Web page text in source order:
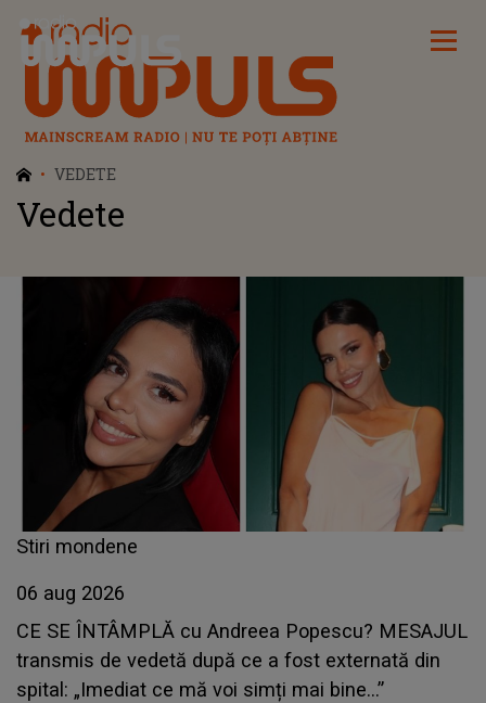
Radio Impuls
VEDETE
Vedete
Stiri mondene
06 aug 2026
CE SE ÎNTÂMPLĂ cu Andreea Popescu? MESAJUL
transmis de vedetă după ce a fost externată din
spital: „Imediat ce mă voi simți mai bine...”